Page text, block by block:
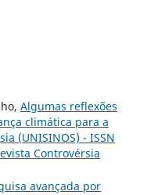
Algumas reflexões
climática para a
(UNISINOS) - ISSN
Controvérsia
avançada por